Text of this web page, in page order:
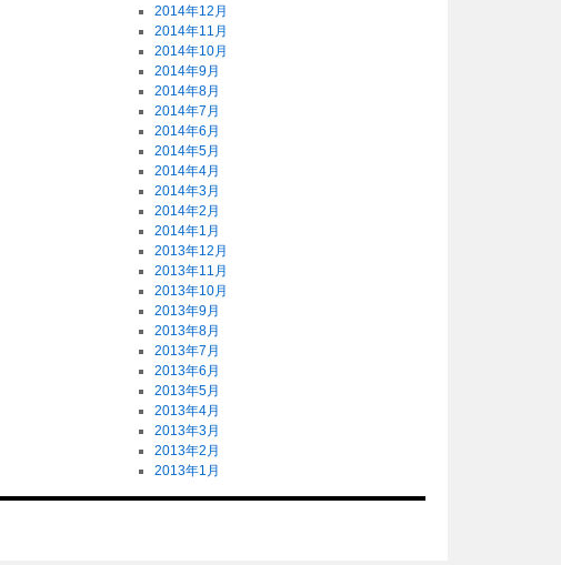
2014年12月
2014年11月
2014年10月
2014年9月
2014年8月
2014年7月
2014年6月
2014年5月
2014年4月
2014年3月
2014年2月
2014年1月
2013年12月
2013年11月
2013年10月
2013年9月
2013年8月
2013年7月
2013年6月
2013年5月
2013年4月
2013年3月
2013年2月
2013年1月